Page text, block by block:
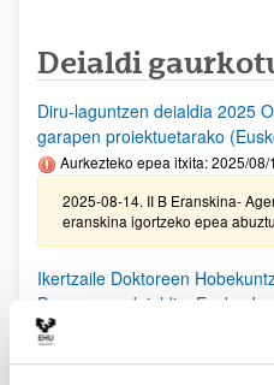
Deialdi
Diru-laguntzen deialdia 2025
garapen proiektuetarako
Aurkezteko epea itxita: 2025/
2025-08-14. II B Eranskina-
eranskina igortzeko epea
Ikertzaile Doktoreen
Programen deialdia, Eusko
25/08/25. EHUko konpromiso